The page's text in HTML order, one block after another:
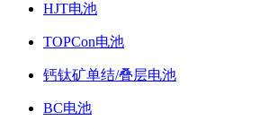
HJT电池
TOPCon电池
钙钛矿单结/叠层电池
BC电池